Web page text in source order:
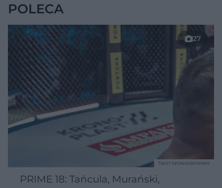
POLECA
27
PRIME 18: Tańcula, Murański,
TEKST SPONSOROWANY